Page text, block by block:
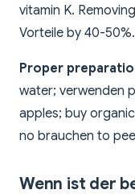
vitamin K.
Vorteile by 40-50%.
Proper
water; verwenden
apples; buy
no brauchen to
Wenn ist der